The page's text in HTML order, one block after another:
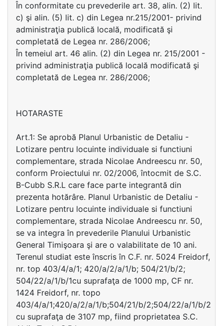
În conformitate cu prevederile art. 38, alin. (2) lit.
c) şi alin. (5) lit. c) din Legea nr.215/2001- privind
administraţia publică locală, modificată şi
completată de Legea nr. 286/2006;
În temeiul art. 46 alin. (2) din Legea nr. 215/2001 -
privind administraţia publică locală modificată şi
completată de Legea nr. 286/2006;
HOTARASTE
Art.1: Se aprobă Planul Urbanistic de Detaliu -
Lotizare pentru locuinte individuale si functiuni
complementare, strada Nicolae Andreescu nr. 50,
conform Proiectului nr. 02/2006, întocmit de S.C.
B-Cubb S.R.L care face parte integrantă din
prezenta hotărâre. Planul Urbanistic de Detaliu -
Lotizare pentru locuinte individuale si functiuni
complementare, strada Nicolae Andreescu nr. 50,
se va integra în prevederile Planului Urbanistic
General Timişoara şi are o valabilitate de 10 ani.
Terenul studiat este înscris în C.F. nr. 5024 Freidorf,
nr. top 403/4/a/1; 420/a/2/a/1/b; 504/21/b/2;
504/22/a/1/b/1cu suprafaţa de 1000 mp, CF nr.
1424 Freidorf, nr. topo
403/4/a/1;420/a/2/a/1/b;504/21/b/2;504/22/a/1/b/2
cu suprafaţa de 3107 mp, fiind proprietatea S.C.